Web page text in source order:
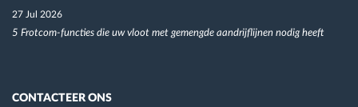
27 Jul 2026
5 Frotcom-functies die uw vloot met gemengde aandrijflijnen nodig heeft
CONTACTEER ONS